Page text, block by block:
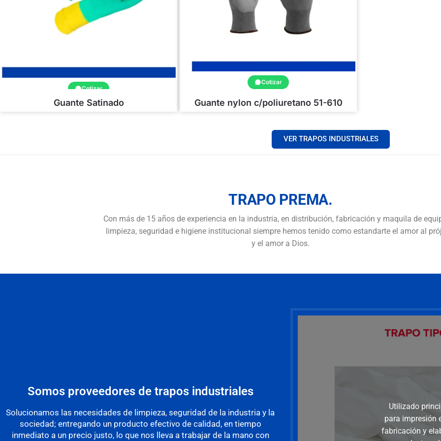
Cotizar
Guante Satinado
Cotizar
Guante nylon c/poliuretano 51-610
VER TRAPOS INDUSTRIALES
TRAPO PREMA.
Con más de 15 años de experiencia en la industria, en distribución, fabricación y maquila de
limpieza, seguridad e higiene institucional siempre hemos tenido como estandarte el amor al
y el amor a Dios.
Somos proveedores de trapos industriales
Solucionamos las necesidades de limpieza, seguridad de la industria y la
sociedad; entregando un producto efectivo de calidad, en tiempo
inmediato a un precio justo, lo que nos lleva a trabajar de la mano con
la industria maderera,
plástica, empaque de
Utilizado
para impresión
fabricación y